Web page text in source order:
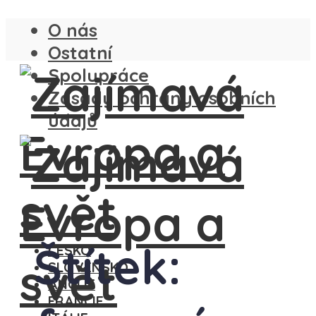
O nás
Ostatní
Spolupráce
Zásady ochrany osobních
údajů
ČESKO
SLOVENSKO
ANGLIE
FRANCIE
Štítek: